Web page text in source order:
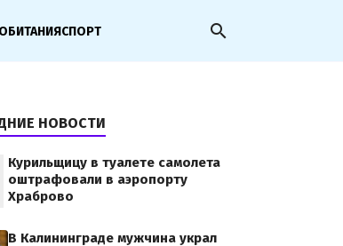
СПОРТ search
НОВОСТИ
Курильщицу в туалете самолета
оштрафовали в аэропорту
Храброво
В Калининграде мужчина украл